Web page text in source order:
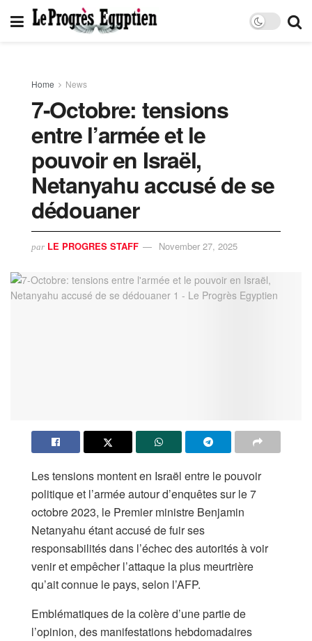
Home News
7-Octobre: tensions
entre l’armée et le
pouvoir en Israël,
Netanyahu accusé de se
dédouaner
par LE PROGRES STAFF November 27, 2025
Les tensions montent en Israël entre le pouvoir
politique et l’armée autour d’enquêtes sur le 7
octobre 2023, le Premier ministre Benjamin
Netanyahu étant accusé de fuir ses
responsabilités dans l’échec des autorités à voir
venir et empêcher l’attaque la plus meurtrière
qu’ait connue le pays, selon l’AFP.
Emblématiques de la colère d’une partie de
l’opinion, des manifestations hebdomadaires